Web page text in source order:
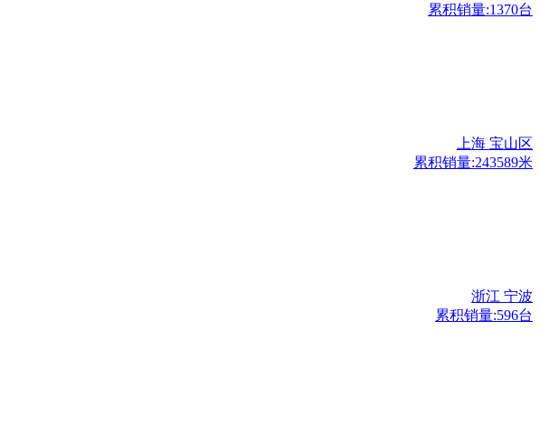
累积销量:1370台
上海 宝山区
累积销量:243589米
浙江 宁波
累积销量:596台